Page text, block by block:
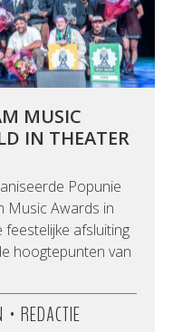
MUSIC
IN THEATER
Popunie
Music Awards in
feestelijke afsluiting
hoogtepunten van
• REDACTIE